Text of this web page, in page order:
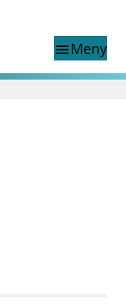
menuMeny
page